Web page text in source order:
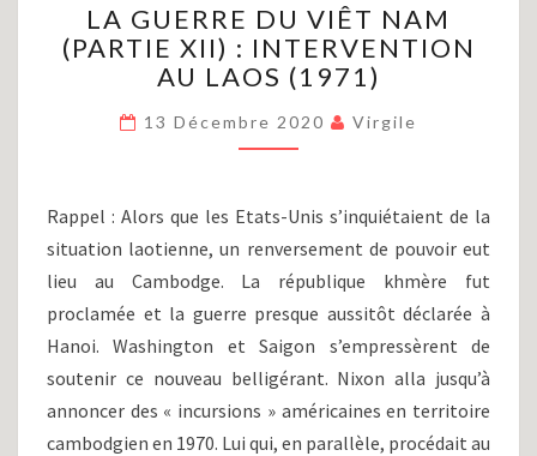
GUERRE
DU
VIÊT
NAM
(PARTIE
XII)
INTERVENTION
AU
LAOS
(1971)
LA GUERRE DU VIÊT NAM
(PARTIE XII) : INTERVENTION
AU LAOS (1971)
13 Décembre 2020 Virgile
Rappel : Alors que les Etats-Unis s’inquiétaient de la
situation laotienne, un renversement de pouvoir eut
lieu au Cambodge. La république khmère fut
proclamée et la guerre presque aussitôt déclarée à
Hanoi. Washington et Saigon s’empressèrent de
soutenir ce nouveau belligérant. Nixon alla jusqu’à
annoncer des « incursions » américaines en territoire
cambodgien en 1970. Lui qui, en parallèle, procédait au